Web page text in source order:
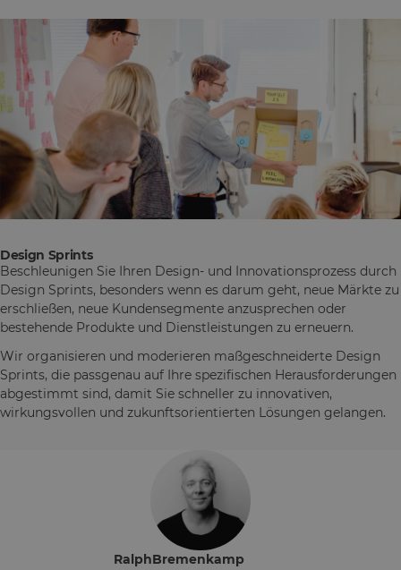
Design Sprints
Beschleunigen Sie Ihren Design- und Innovationsprozess durch
Design Sprints, besonders wenn es darum geht, neue Märkte zu
erschließen, neue Kundensegmente anzusprechen oder
bestehende Produkte und Dienstleistungen zu erneuern.
Wir organisieren und moderieren maßgeschneiderte Design
Sprints, die passgenau auf Ihre spezifischen Herausforderungen
abgestimmt sind, damit Sie schneller zu innovativen,
wirkungsvollen und zukunftsorientierten Lösungen gelangen.
RalphBremenkamp